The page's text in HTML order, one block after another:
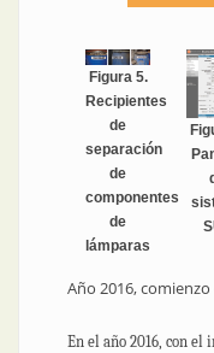
Figura 5.
Recipientes
de
separación
de
componentes
de
lámparas
Año 2016,
En el año 2016, con